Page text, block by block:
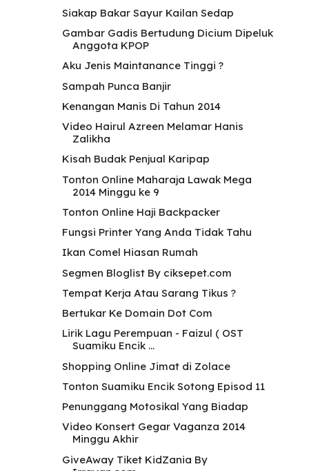
Siakap Bakar Sayur Kailan Sedap
Gambar Gadis Bertudung Dicium Dipeluk
Anggota KPOP
Aku Jenis Maintanance Tinggi ?
Sampah Punca Banjir
Kenangan Manis Di Tahun 2014
Video Hairul Azreen Melamar Hanis
Zalikha
Kisah Budak Penjual Karipap
Tonton Online Maharaja Lawak Mega
2014 Minggu ke 9
Tonton Online Haji Backpacker
Fungsi Printer Yang Anda Tidak Tahu
Ikan Comel Hiasan Rumah
Segmen Bloglist By ciksepet.com
Tempat Kerja Atau Sarang Tikus ?
Bertukar Ke Domain Dot Com
Lirik Lagu Perempuan - Faizul ( OST
Suamiku Encik ...
Shopping Online Jimat di Zolace
Tonton Suamiku Encik Sotong Episod 11
Penunggang Motosikal Yang Biadap
Video Konsert Gegar Vaganza 2014
Minggu Akhir
GiveAway Tiket KidZania By